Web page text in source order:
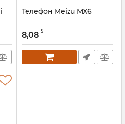
Телефон Meizu MX6
8,08 $